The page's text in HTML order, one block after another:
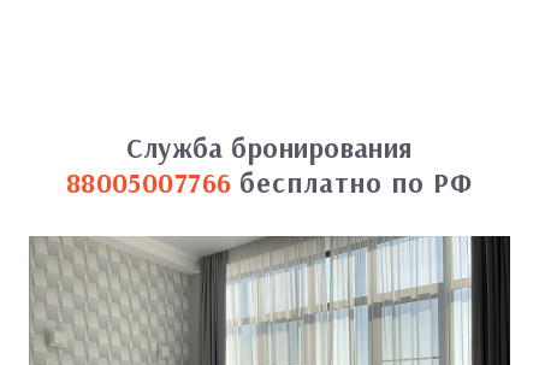
Служба бронирования
88005007766 бесплатно по РФ